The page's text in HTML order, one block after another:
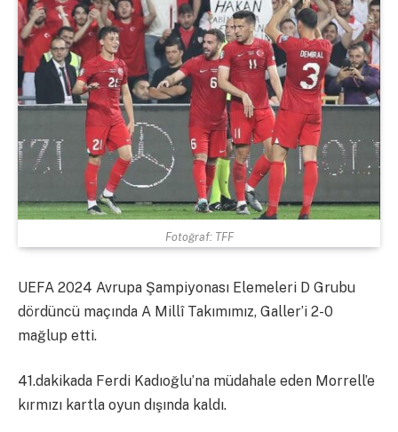
Fotoğraf: TFF
UEFA 2024 Avrupa Şampiyonası Elemeleri D Grubu
dördüncü maçında A Millî Takımımız, Galler’i 2-0
mağlup etti.
41.dakikada Ferdi Kadıoğlu’na müdahale eden Morrell’e
kırmızı kartla oyun dışında kaldı.